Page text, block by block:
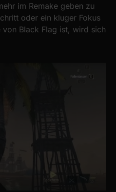
im Remake geben zu
oder ein kluger Fokus
Black Flag ist, wird sich